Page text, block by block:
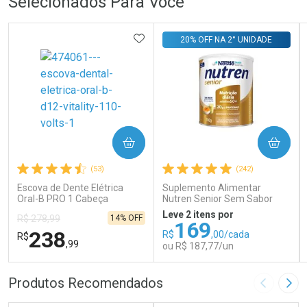
(53)
Escova de Dente Elétrica
Oral-B PRO 1 Cabeça
Redonda Recarregável 1
Unidade
R$ 278,99
R$238,99
14% OFF
ADICIONAR AOS FAVORITOS
COMPRAR
FECHAR
FECHAR
Por Menos
(242)
Suplemento Alimentar
Nutren Senior Sem Sabor
740g
20% OFF NA 2° UNIDADE
Leve 2 itens por
R$169,00/cada
ou R$ 187,77/un
COMPRAR
Por Menos
Produtos Recomendados Imagem